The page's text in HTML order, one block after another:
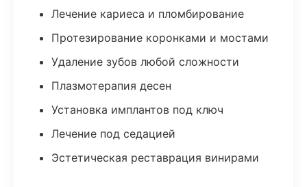
Лечение кариеса и пломбирование
Протезирование коронками и мостами
Удаление зубов любой сложности
Плазмотерапия десен
Установка имплантов под ключ
Лечение под седацией
Эстетическая реставрация винирами